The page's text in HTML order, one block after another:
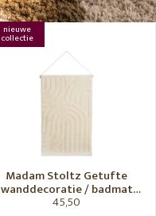
nieuwe
collectie
Madam Stoltz Getufte
wanddecoratie / badmat
Vanille
45,50